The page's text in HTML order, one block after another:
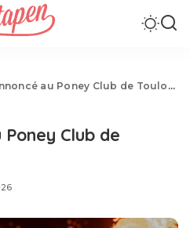
au Poney Club de Toulouse
Club de